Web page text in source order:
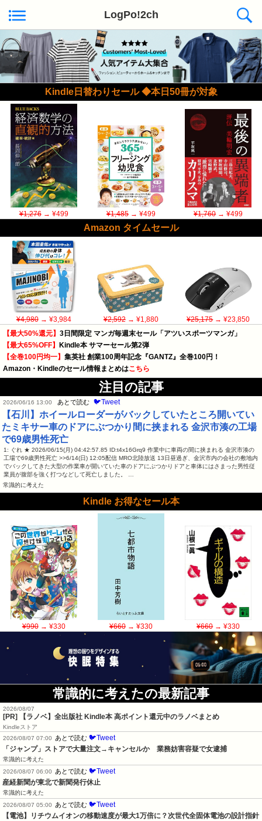
LogPo!2ch
Kindle日替わりセール ◆本日50冊が対象
¥1,276→ ¥499 ¥1,485→ ¥499 ¥1,760→ ¥499
Amazon タイムセール
¥4,980→ ¥3,984 ¥2,592→ ¥1,880 ¥25,175→ ¥23,850
【最大50%還元】 3日間限定 マンガ毎週末セール「アツいスポーツマンガ」
【最大65%OFF】 Kindle本 サマーセール第2弾
【全巻100円均一】 集英社 創業100周年記念『GANTZ』全巻100円！
Amazon・Kindleのセール情報まとめはこちら
注目の記事
2026/06/16 13:00 あとで読む 🐦Tweet
【石川】ホイールローダーがバックしていたところ開いてい
たミキサー車のドアにぶつかり間に挟まれる 金沢市湊の工場
で69歳男性死亡
1: ぐれ ★ 2026/06/15(月) 04:42:57.85 ID:t4x16Grq9 作業中に車両の間に挟まれる 金沢市湊の
工場で69歳男性死亡 >>6/14(日) 12:05配信 MRO北陸放送 13日昼過ぎ、金沢市内の会社の敷地内
でバックしてきた大型の作業車が開いていた車のドアにぶつかりドアと車体にはさまった男性従
業員が腹部を強く打つなどして死亡しました。 …
常識的に考えた
Kindle お得なセール本
¥990→ ¥330 ¥660→ ¥330 ¥660→ ¥330
常識的に考えたの最新記事
2026/08/07
[PR] 【ラノベ】全出版社 Kindle本 高ポイント還元中のラノベまとめ
Kindleストア
2026/08/07 07:00
あとで読む 🐦Tweet
「ジャンプ」ストアで大量注文→キャンセルか　業務妨害容疑で女逮捕
常識的に考えた
2026/08/07 06:00
あとで読む 🐦Tweet
産経新聞が東北で新聞発行休止
常識的に考えた
2026/08/07 05:00
あとで読む 🐦Tweet
【電池】リチウムイオンの移動速度が最大1万倍に？次世代全固体電池の設計指針